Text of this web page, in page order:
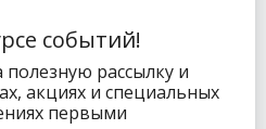
событий!
рассылку и
акциях и специальных
первыми